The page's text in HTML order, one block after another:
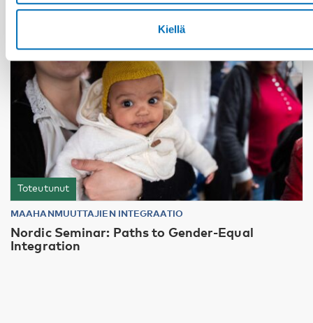
Kiellä
Toteutunut
MAAHANMUUTTAJIEN INTEGRAATIO
Nordic Seminar: Paths to Gender-Equal
Integration